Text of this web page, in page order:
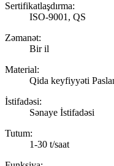
Sertifikatlaşdırma:
ISO-9001, QS
Zəmanət:
Bir il
Material:
Qida keyfiyyəti
İstifadəsi:
Sənaye İstifadəsi
Tutum:
1-30 t/saat